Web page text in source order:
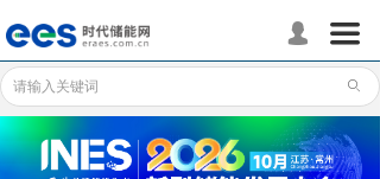
끀
首页
储能分会
储能政策
넙
ꄙ